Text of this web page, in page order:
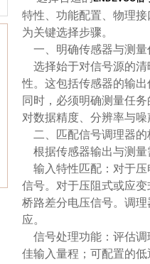
特性、功能配置、物理
为关键选择步骤。
一、明确传感器与测量
选择始于对信号源的清
性。这包括传感器的输
同时，必须明确测量任
对数据精度、分辨率与
二、匹配信号调理器的
根据传感器输出与测量
输入特性匹配：对于压
信号。对于压阻式或应
桥路差分电压信号。调
应。
信号处理功能：评估调
佳输入量程；可配置的